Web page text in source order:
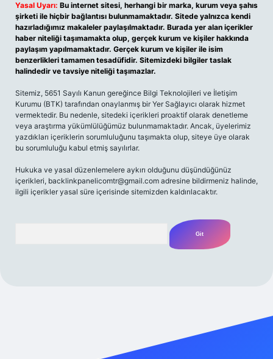
Yasal Uyarı: Bu internet sitesi, herhangi bir marka, kurum veya şahıs
şirketi ile hiçbir bağlantısı bulunmamaktadır. Sitede yalnızca kendi
hazırladığımız makaleler paylaşılmaktadır. Burada yer alan içerikler
haber niteliği taşımamakta olup, gerçek kurum ve kişiler hakkında
paylaşım yapılmamaktadır. Gerçek kurum ve kişiler ile isim
benzerlikleri tamamen tesadüfidir. Sitemizdeki bilgiler taslak
halindedir ve tavsiye niteliği taşımazlar.
Sitemiz, 5651 Sayılı Kanun gereğince Bilgi Teknolojileri ve İletişim
Kurumu (BTK) tarafından onaylanmış bir Yer Sağlayıcı olarak hizmet
vermektedir. Bu nedenle, sitedeki içerikleri proaktif olarak denetleme
veya araştırma yükümlülüğümüz bulunmamaktadır. Ancak, üyelerimiz
yazdıkları içeriklerin sorumluluğunu taşımakta olup, siteye üye olarak
bu sorumluluğu kabul etmiş sayılırlar.
Hukuka ve yasal düzenlemelere aykırı olduğunu düşündüğünüz
içerikleri, backlinkpanelicomtr@gmail.com adresine bildirmeniz halinde,
ilgili içerikler yasal süre içerisinde sitemizden kaldırılacaktır.